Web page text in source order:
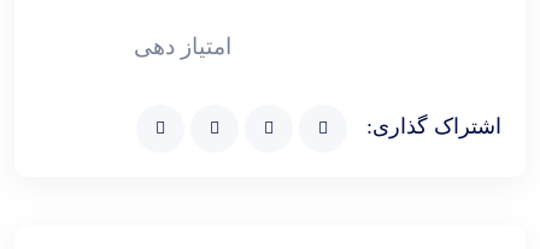
امتیاز دهی
اشتراک گذاری: